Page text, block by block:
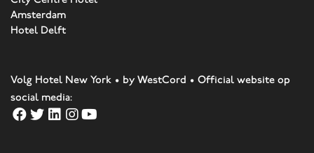
Amsterdam
Hotel Delft
Volg Hotel New York • by WestCord • Official website op
social media: